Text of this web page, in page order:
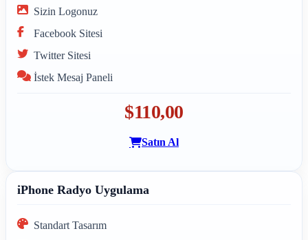
Sizin Logonuz
Facebook Sitesi
Twitter Sitesi
İstek Mesaj Paneli
$110,00
Satın Al
iPhone Radyo Uygulama
Standart Tasarım